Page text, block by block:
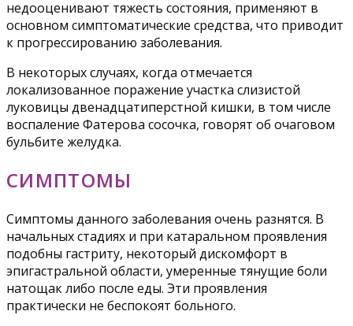
недооценивают тяжесть состояния, применяют в
основном симптоматические средства, что приводит
к прогрессированию заболевания.
В некоторых случаях, когда отмечается
локализованное поражение участка слизистой
луковицы двенадцатиперстной кишки, в том числе
воспаление Фатерова сосочка, говорят об очаговом
бульбите желудка.
СИМПТОМЫ
Симптомы данного заболевания очень разнятся. В
начальных стадиях и при катаральном проявления
подобны гастриту, некоторый дискомфорт в
эпигастральной области, умеренные тянущие боли
натощак либо после еды. Эти проявления
практически не беспокоят больного.